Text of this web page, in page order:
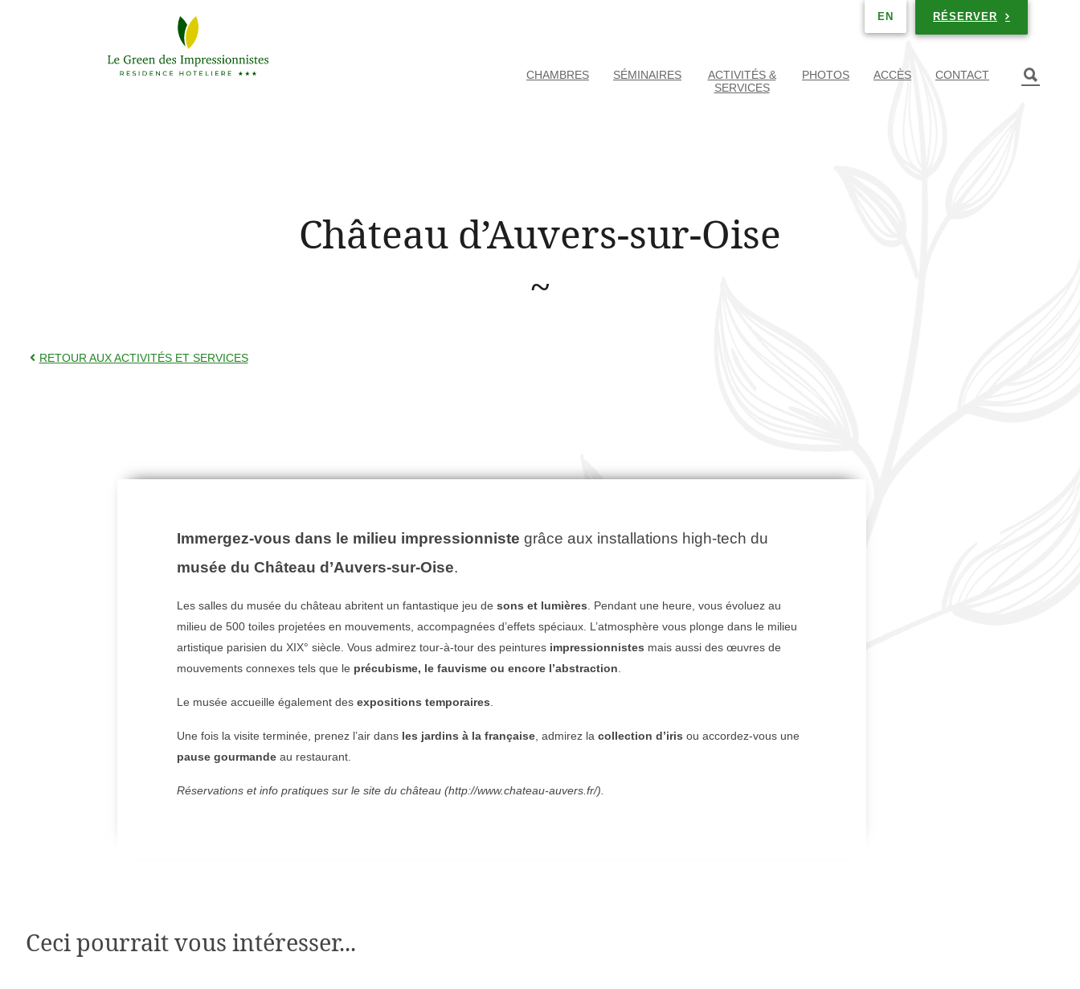
EN RÉSERVER
CHAMBRES SÉMINAIRES
ACTIVITÉS &
SERVICES
PHOTOS ACCÈS CONTACT
Château d’Auvers-sur-Oise
RETOUR AUX ACTIVITÉS ET SERVICES
Immergez-vous dans le milieu impressionniste grâce aux installations high-tech du
musée du Château d’Auvers-sur-Oise.
Les salles du musée du château abritent un fantastique jeu de sons et lumières . Pendant une heure, vous évoluez au
milieu de 500 toiles projetées en mouvements, accompagnées d’effets spéciaux. L’atmosphère vous plonge dans le milieu
artistique parisien du XIX° siècle. Vous admirez tour-à-tour des peintures impressionnistes mais aussi des œuvres de
mouvements connexes tels que le précubisme, le fauvisme ou encore l’abstraction
Le musée accueille également des expositions temporaires
Une fois la visite terminée, prenez l’air dans les jardins à la française , admirez la collection d’iris ou accordez-vous une
pause gourmande au restaurant.
Réservations et info pratiques sur le site du château (http://www.chateau-auvers.fr/).
Ceci pourrait vous intéresser...